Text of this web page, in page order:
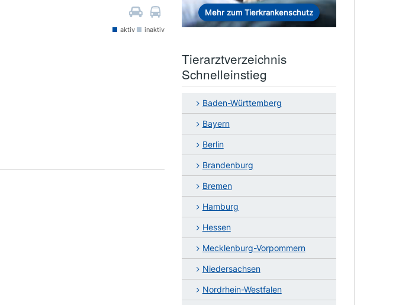
aktiv inaktiv
Mehr zum Tierkrankenschutz
Tierarztverzeichnis
Schnelleinstieg
Baden-Württemberg
Bayern
Berlin
Brandenburg
Bremen
Hamburg
Hessen
Mecklenburg-Vorpommern
Niedersachsen
Nordrhein-Westfalen